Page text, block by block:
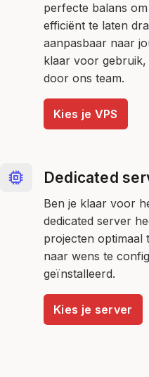
perfecte balans
efficiënt te laten
aanpasbaar naar
klaar voor gebruik,
door ons team.
Kies je VPS
Dedicated
Ben je klaar voor
dedicated server
projecten optimaal
naar wens te
geïnstalleerd.
Kies je server